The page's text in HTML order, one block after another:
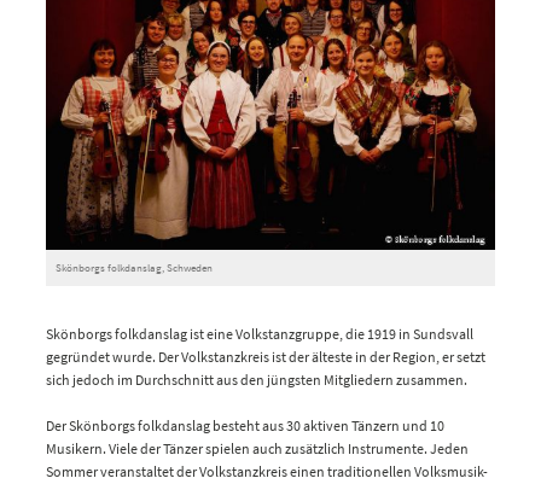
Skönborgs folkdanslag, Schweden
Skönborgs folkdanslag ist eine Volkstanzgruppe, die 1919 in Sundsvall
gegründet wurde. Der Volkstanzkreis ist der älteste in der Region, er setzt
sich jedoch im Durchschnitt aus den jüngsten Mitgliedern zusammen.
Der Skönborgs folkdanslag besteht aus 30 aktiven Tänzern und 10
Musikern. Viele der Tänzer spielen auch zusätzlich Instrumente. Jeden
Sommer veranstaltet der Volkstanzkreis einen traditionellen Volksmusik-